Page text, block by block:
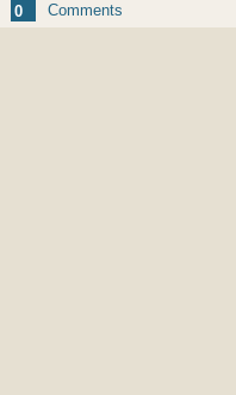
0 Comments